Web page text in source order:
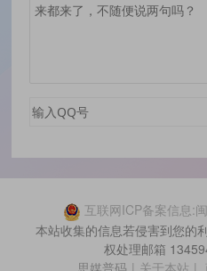
互联网ICP备案信息:
本站收集的信息若侵害到您的
权处理邮箱
思媒普码 | 关于本站 |